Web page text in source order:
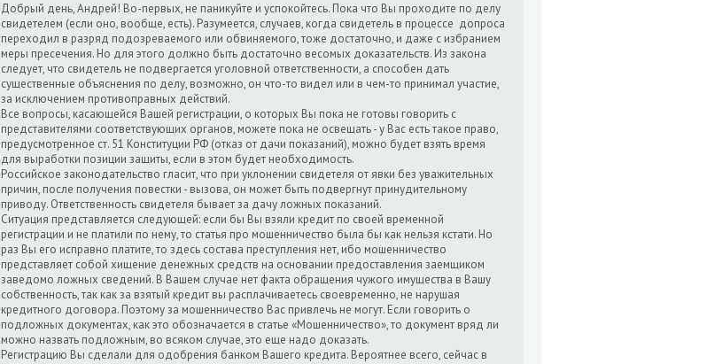
Добрый день, Андрей! Во-первых, не паникуйте и успокойтесь. Пока что Вы проходите по делу
свидетелем (если оно, вообще, есть). Разумеется, случаев, когда свидетель в процессе допроса
переходил в разряд подозреваемого или обвиняемого, тоже достаточно, и даже с избранием
меры пресечения. Но для этого должно быть достаточно весомых доказательств. Из закона
следует, что свидетель не подвергается уголовной ответственности, а способен дать
существенные объяснения по делу, возможно, он что-то видел или в чем-то принимал участие,
за исключением противоправных действий.
Все вопросы, касающейся Вашей регистрации, о которых Вы пока не готовы говорить с
представителями соответствующих органов, можете пока не освещать - у Вас есть такое право,
предусмотренное ст. 51 Конституции РФ (отказ от дачи показаний), можно будет взять время
для выработки позиции защиты, если в этом будет необходимость.
Российское законодательство гласит, что при уклонении свидетеля от явки без уважительных
причин, после получения повестки - вызова, он может быть подвергнут принудительному
приводу. Ответственность свидетеля бывает за дачу ложных показаний.
Ситуация представляется следующей: если бы Вы взяли кредит по своей временной
регистрации и не платили по нему, то статья про мошенничество была бы как нельзя кстати. Но
раз Вы его исправно платите, то здесь состава преступления нет, ибо мошенничество
представляет собой хищение денежных средств на основании предоставления заемщиком
заведомо ложных сведений. В Вашем случае нет факта обращения чужого имущества в Вашу
собственность, так как за взятый кредит вы расплачиваетесь своевременно, не нарушая
кредитного договора. Поэтому за мошенничество Вас привлечь не могут. Если говорить о
подложных документах, как это обозначается в статье «Мошенничество», то документ вряд ли
можно назвать подложным, во всяком случае, это еще надо доказать.
Регистрацию Вы сделали для одобрения банком Вашего кредита. Вероятнее всего, сейчас в